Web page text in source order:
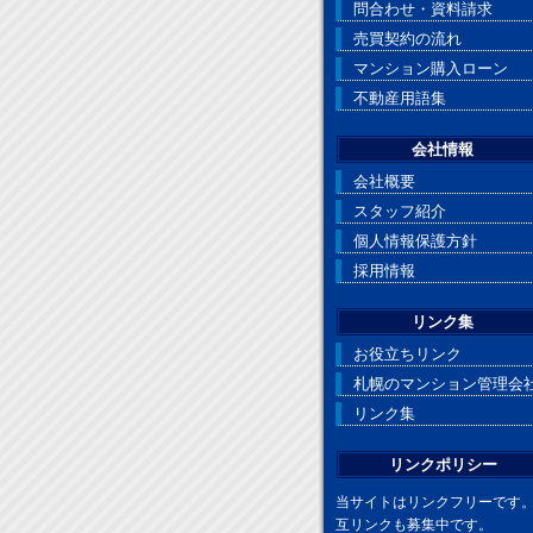
問合わせ・資料請求
売買契約の流れ
マンション購入ローン
不動産用語集
会社情報
会社概要
スタッフ紹介
個人情報保護方針
採用情報
リンク集
お役立ちリンク
札幌のマンション管理会
リンク集
リンクポリシー
当サイトはリンクフリーです
互リンクも募集中です。